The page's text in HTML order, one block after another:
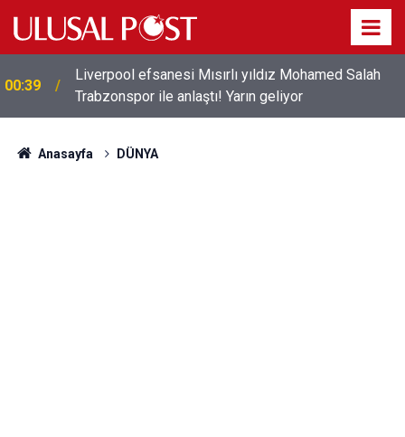
00:39
Liverpool efsanesi Mısırlı yıldız Mohamed Salah
Trabzonspor ile anlaştı! Yarın geliyor
Anasayfa DÜNYA